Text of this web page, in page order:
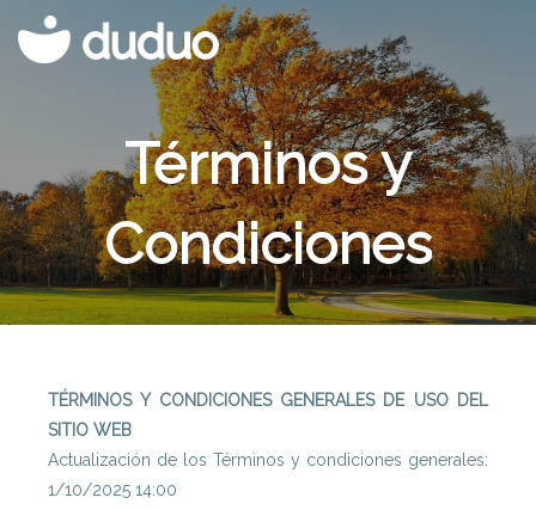
Términos y
Condiciones
TÉRMINOS Y CONDICIONES GENERALES DE USO DEL
SITIO WEB
Actualización de los Términos y condiciones generales:
1/10/2025 14:00